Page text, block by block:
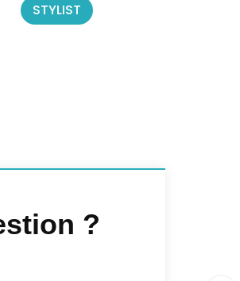
STYLIST
?